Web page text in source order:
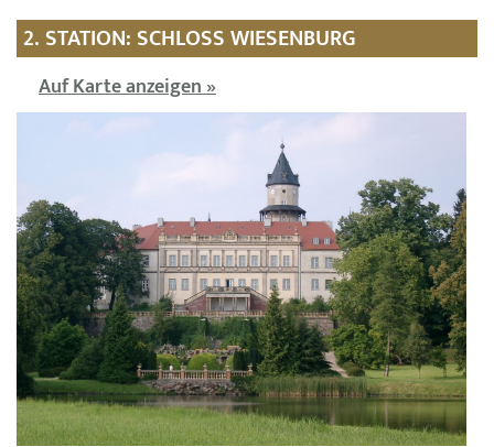
2. STATION: SCHLOSS WIESENBURG
Auf Karte anzeigen »